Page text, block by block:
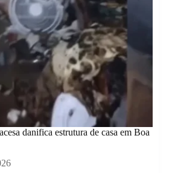
danifica estrutura de casa em Boa